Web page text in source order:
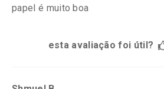
papel é muito boa
esta avaliação foi útil?